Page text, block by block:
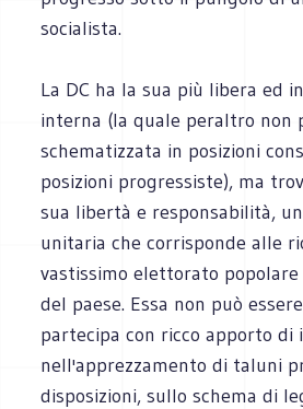
socialista.
La DC ha la sua più libera ed
interna (la quale peraltro non
schematizzata in posizioni
posizioni progressiste), ma
sua libertà e responsabilità,
unitaria che corrisponde alle
vastissimo elettorato
del paese. Essa non può
partecipa con ricco apporto di
nell'apprezzamento di taluni
disposizioni, sullo schema di